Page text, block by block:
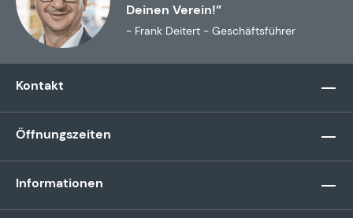
Deinen Verein!”
- Frank Deitert - Geschäftsführer
Kontakt
Öffnungszeiten
Informationen